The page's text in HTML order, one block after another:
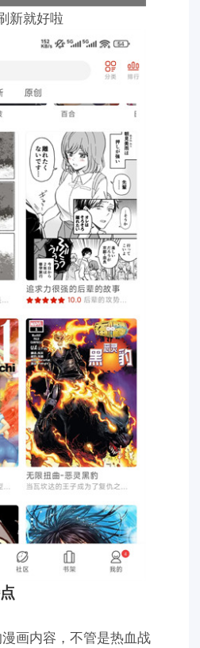
新就好啦
画内容，不管是热血战